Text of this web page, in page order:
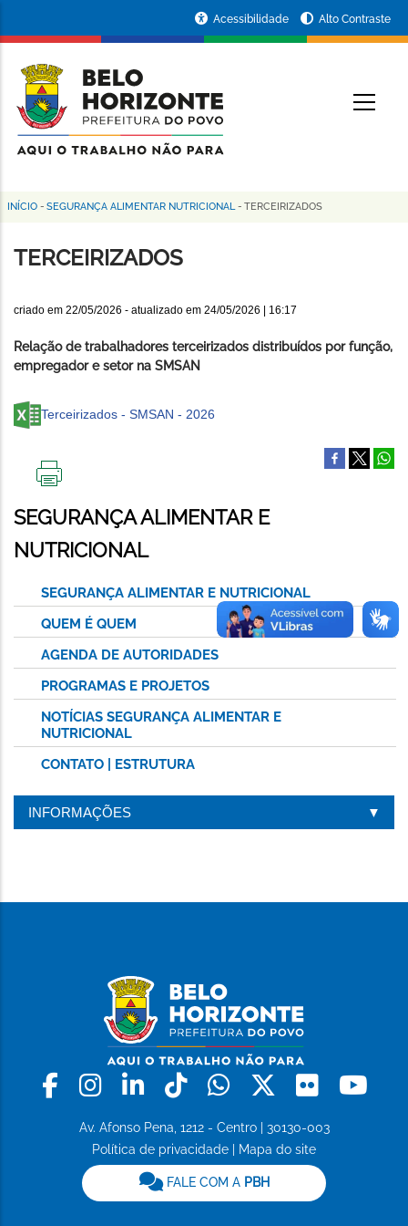
conteúdo
principal
da
Prefeitura
de
Horizonte
Acessibilidade Alto Contraste
Trilha
de
INÍCIO - SEGURANÇA ALIMENTAR NUTRICIONAL - TERCEIRIZADOS
TERCEIRIZADOS
criado em 22/05/2026 - atualizado em 24/05/2026 | 16:17
Relação de trabalhadores terceirizados distribuídos por função,
empregador e setor na SMSAN
Terceirizados - SMSAN - 2026
ESTA
PÁGINA
SEGURANÇA ALIMENTAR E
NUTRICIONAL
SEGURANÇA ALIMENTAR E NUTRICIONAL
QUEM É QUEM
AGENDA DE AUTORIDADES
PROGRAMAS E PROJETOS
NOTÍCIAS SEGURANÇA ALIMENTAR E
NUTRICIONAL
CONTATO | ESTRUTURA
INFORMAÇÕES
Facebook
Instagram
LinkedinTiktokWhatsapp
X Flickr
Av. Afonso Pena, 1212 - Centro | 30130-003
Política de privacidade
Mapa do site
FALE COM A PBH